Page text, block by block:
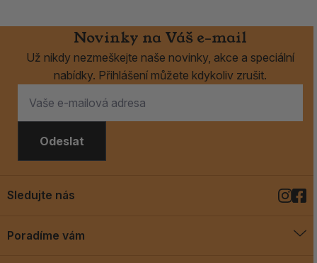
Novinky na Váš e-mail
Už nikdy nezmeškejte naše novinky, akce a speciální
nabídky. Přihlášení můžete kdykoliv zrušit.
Odeslat
Poradíme vám
Sledujte nás